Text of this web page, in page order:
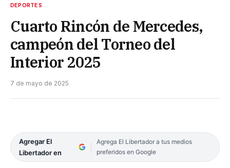
DEPORTES
Cuarto Rincón de Mercedes,
campeón del Torneo del
Interior 2025
7 de mayo de 2025
Agregar El
Libertador en
Agrega El Libertador a tus medios
preferidos en Google